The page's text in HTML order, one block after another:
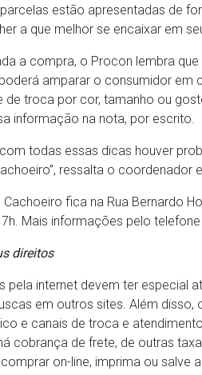
estão apresentadas de
a que melhor se encaixar em
a compra, o Procon lembra
amparar o consumidor em
de troca por cor, tamanho ou
informação na nota, por escrito.
todas essas dicas houver
ressalta o coordenador
fica na Rua Bernardo
Mais informações pelo
direitos
pela internet devem ter especial
em outros sites. Além disso,
e canais de troca e
cobrança de frete, de outras
on-line, imprima ou salve